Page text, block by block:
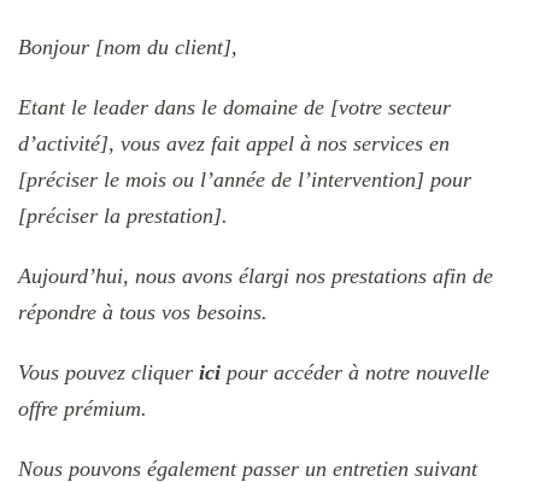
Bonjour [nom du client],
Etant le leader dans le domaine de [votre secteur
d’activité], vous avez fait appel à nos services en
[préciser le mois ou l’année de l’intervention] pour
[préciser la prestation].
Aujourd’hui, nous avons élargi nos prestations afin de
répondre à tous vos besoins.
Vous pouvez cliquer ici pour accéder à notre nouvelle
offre prémium.
Nous pouvons également passer un entretien suivant